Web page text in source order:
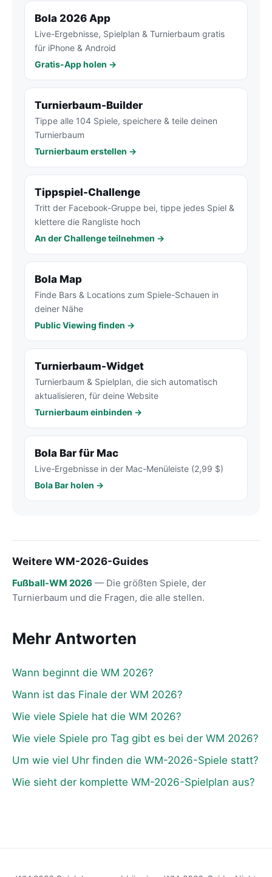
Bola 2026 App
Live-Ergebnisse, Spielplan & Turnierbaum gratis
für iPhone & Android
Gratis-App holen →
Turnierbaum-Builder
Tippe alle 104 Spiele, speichere & teile deinen
Turnierbaum
Turnierbaum erstellen →
Tippspiel-Challenge
Tritt der Facebook-Gruppe bei, tippe jedes Spiel &
klettere die Rangliste hoch
An der Challenge teilnehmen →
Bola Map
Finde Bars & Locations zum Spiele-Schauen in
deiner Nähe
Public Viewing finden →
Turnierbaum-Widget
Turnierbaum & Spielplan, die sich automatisch
aktualisieren, für deine Website
Turnierbaum einbinden →
Bola Bar für Mac
Live-Ergebnisse in der Mac-Menüleiste (2,99 $)
Bola Bar holen →
Weitere WM-2026-Guides
Fußball-WM 2026 — Die größten Spiele, der
Turnierbaum und die Fragen, die alle stellen.
Mehr Antworten
Wann beginnt die WM 2026?
Wann ist das Finale der WM 2026?
Wie viele Spiele hat die WM 2026?
Wie viele Spiele pro Tag gibt es bei der WM 2026?
Um wie viel Uhr finden die WM-2026-Spiele statt?
Wie sieht der komplette WM-2026-Spielplan aus?